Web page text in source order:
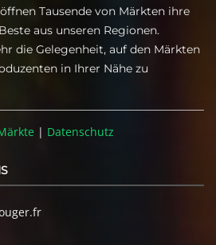
Tausende von Märkten ihre
aus unseren Regionen.
die Gelegenheit, auf den Märkten
in Ihrer Nähe zu
| Datenschutz